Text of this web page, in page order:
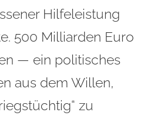
Hilfeleistung
500 Milliarden Euro
— ein politisches
aus dem Willen,
zu